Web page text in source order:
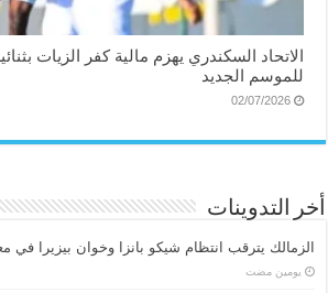
الاتحاد السكندري يهزم مالية كفر الزيات
للموسم الجديد
02/07/2026
أخر التدوينات
الزمالك يترقب انتظام شيكو بانزا وخوان بيزيرا في
‏يومين مضت